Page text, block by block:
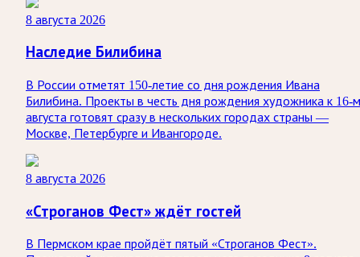
8 августа 2026
Наследие Билибина
В России отметят 150-летие со дня рождения Ивана
Билибина. Проекты в честь дня рождения художника к 16-
августа готовят сразу в нескольких городах страны —
Москве, Петербурге и Ивангороде.
8 августа 2026
«Строганов Фест» ждёт гостей
В Пермском крае пройдёт пятый «Строганов Фест».